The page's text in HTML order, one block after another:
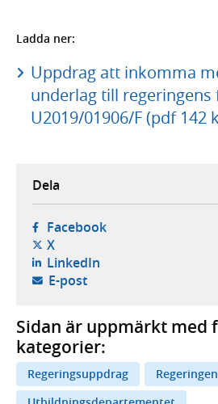
Ladda ner:
Uppdrag att inkomma
underlag till
U2019/01906/F (pdf 142
Dela
Facebook- öppnas i ny flik,
X- öppnas i ny flik, extern
LinkedIn- öppnas i ny flik,
E-post- öppnar din e-
Sidan är uppmärkt med
kategorier:
Regeringsuppdrag
Regeringen